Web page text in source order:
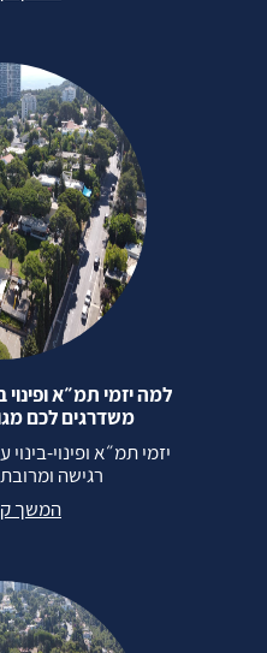
למה יזמי תמ״א ופינוי
משדרגים לכם
יזמי תמ״א
רגישה
המשך